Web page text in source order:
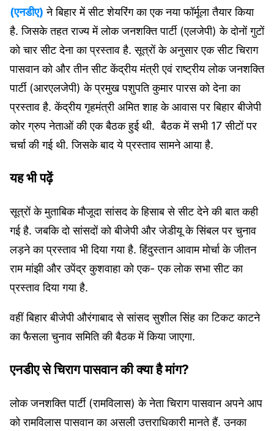
(एनडीए) ने बिहार में सीट शेयरिंग का एक नया फॉर्मूला तैयार किया
है. जिसके तहत राज्य में लोक जनशक्ति पार्टी (एलजेपी) के दोनों गुटों
को चार सीट देना का प्रस्ताव है. सूत्रों के अनुसार एक सीट चिराग
पासवान को और तीन सीट केंद्रीय मंत्री एवं राष्ट्रीय लोक जनशक्ति
पार्टी (आरएलजेपी) के प्रमुख पशुपति कुमार पारस को देना का
प्रस्ताव है. केंद्रीय गृहमंत्री अमित शाह के आवास पर बिहार बीजेपी
कोर ग्रुप नेताओं की एक बैठक हुई थी. बैठक में सभी 17 सीटों पर
चर्चा की गई थी. जिसके बाद ये प्रस्ताव सामने आया है.
यह भी पढ़ें
सूत्रों के मुताबिक मौजूदा सांसद के हिसाब से सीट देने की बात कही
गई है. जबकि दो सांसदों को बीजेपी और जेडीयू के सिंबल पर चुनाव
लड़ने का प्रस्ताव भी दिया गया है. हिंदुस्तान आवाम मोर्चा के जीतन
राम मांझी और उपेंद्र कुशवाहा को एक- एक लोक सभा सीट का
प्रस्ताव दिया गया है.
वहीं बिहार बीजेपी औरंगाबाद से सांसद सुशील सिंह का टिकट काटने
का फैसला चुनाव समिति की बैठक में किया जाएगा.
एनडीए से चिराग पासवान की क्या है मांग?
लोक जनशक्ति पार्टी (रामविलास) के नेता चिराग पासवान अपने आप
को रामविलास पासवान का असली उत्तराधिकारी मानते हैं. उनका